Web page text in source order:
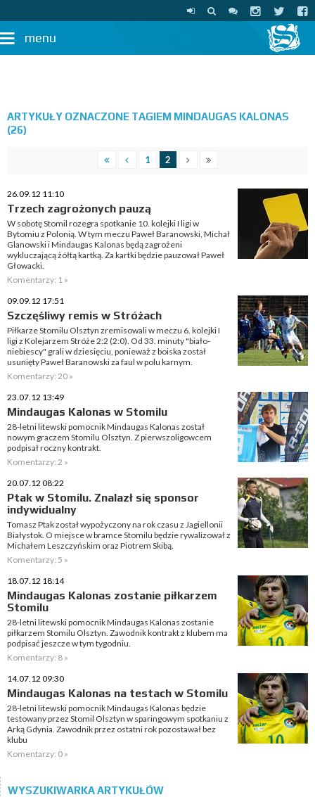
menu
ARTYKUŁY OZNACZONE TAGIEM MINDAUGAS KALONAS
(26)
1 2
26.09.12 11:10
Trzech zagrożonych pauzą
W sobotę Stomil rozegra spotkanie 10. kolejki I ligi w
Bytomiu z Polonią. W tym meczu Paweł Baranowski, Michał
Glanowski i Mindaugas Kalonas będą zagrożeni
wykluczającą żółtą kartką. Za kartki będzie pauzował Paweł
Głowacki.
Komentarzy: 1 »
09.09.12 17:51
Szczęśliwy remis w Stróżach
Piłkarze Stomilu Olsztyn zremisowali w meczu 6. kolejki I
ligi z Kolejarzem Stróże 2:2 (2:0). Od 33. minuty "biało-
niebiescy" grali w dziesięciu, ponieważ z boiska został
usunięty Paweł Baranowski za faul w polu karnym.
Komentarzy: 20 »
23.07.12 13:49
Mindaugas Kalonas w Stomilu
28-letni litewski pomocnik Mindaugas Kalonas został
nowym graczem Stomilu Olsztyn. Z pierwszoligowcem
podpisał roczny kontrakt.
Komentarzy: 2 »
20.07.12 08:22
Ptak w Stomilu. Znalazł się sponsor
indywidualny
Tomasz Ptak został wypożyczony na rok czasu z Jagiellonii
Białystok. O miejsce w bramce Stomilu będzie rywalizował z
Michałem Leszczyńskim oraz Piotrem Skibą.
Komentarzy: 5 »
18.07.12 18:14
Mindaugas Kalonas zostanie piłkarzem
Stomilu
28-letni litewski pomocnik Mindaugas Kalonas zostanie
piłkarzem Stomilu Olsztyn. Zawodnik kontrakt z klubem ma
podpisać jeszcze w tym tygodniu.
Komentarzy: 8 »
14.07.12 09:30
Mindaugas Kalonas na testach w Stomilu
28-letni litewski pomocnik Mindaugas Kalonas będzie
testowany przez Stomil Olsztyn w sparingowym spotkaniu z
Arką Gdynia. Zawodnik przez ostatni rok pozostawał bez
klubu
Komentarzy: 0 »
WYSZUKIWARKA ARTYKUŁÓW